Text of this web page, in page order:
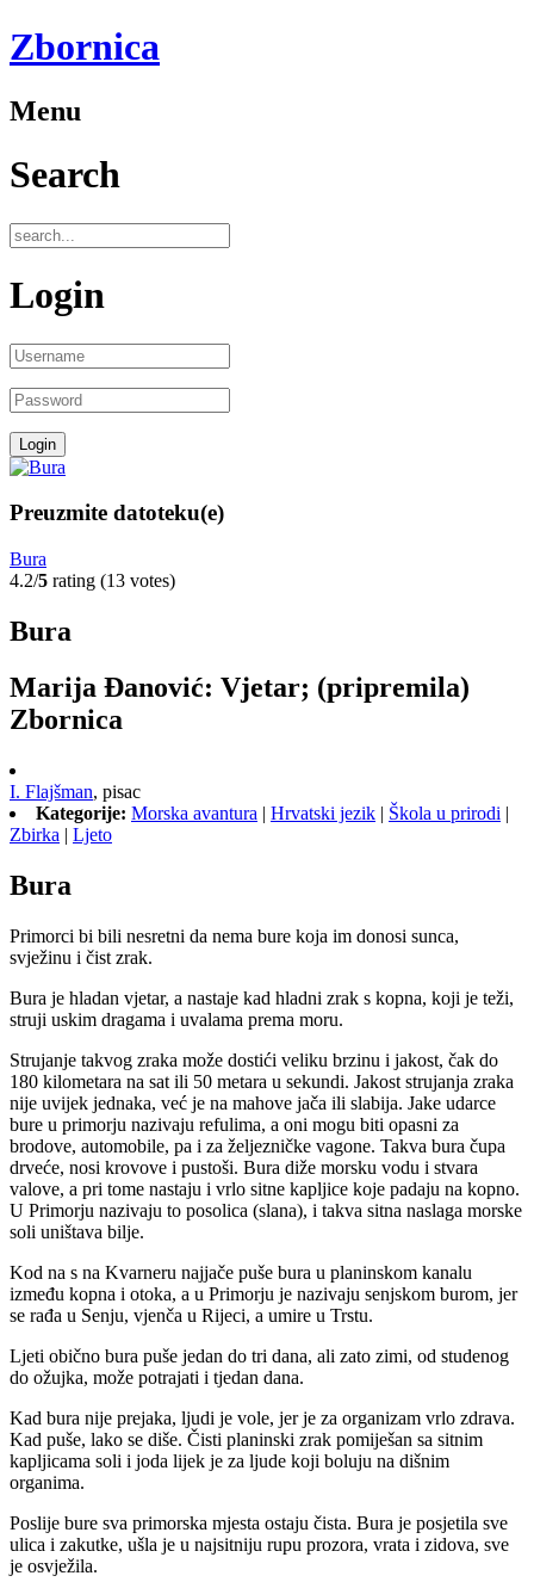
Zbornica
Menu
Search
Login
Preuzmite datoteku(e)
Bura
4.2/5 rating (13 votes)
Bura
Marija Đanović: Vjetar; (pripremila)
Zbornica
I. Flajšman, pisac
Kategorije: Morska avantura | Hrvatski jezik | Škola u prirodi |
Zbirka | Ljeto
Bura
Primorci bi bili nesretni da nema bure koja im donosi sunca,
svježinu i čist zrak.
Bura je hladan vjetar, a nastaje kad hladni zrak s kopna, koji je teži,
struji uskim dragama i uvalama prema moru.
Strujanje takvog zraka može dostići veliku brzinu i jakost, čak do
180 kilometara na sat ili 50 metara u sekundi. Jakost strujanja zraka
nije uvijek jednaka, već je na mahove jača ili slabija. Jake udarce
bure u primorju nazivaju refulima, a oni mogu biti opasni za
brodove, automobile, pa i za željezničke vagone. Takva bura čupa
drveće, nosi krovove i pustoši. Bura diže morsku vodu i stvara
valove, a pri tome nastaju i vrlo sitne kapljice koje padaju na kopno.
U Primorju nazivaju to posolica (slana), i takva sitna naslaga morske
soli uništava bilje.
Kod na s na Kvarneru najjače puše bura u planinskom kanalu
između kopna i otoka, a u Primorju je nazivaju senjskom burom, jer
se rađa u Senju, vjenča u Rijeci, a umire u Trstu.
Ljeti obično bura puše jedan do tri dana, ali zato zimi, od studenog
do ožujka, može potrajati i tjedan dana.
Kad bura nije prejaka, ljudi je vole, jer je za organizam vrlo zdrava.
Kad puše, lako se diše. Čisti planinski zrak pomiješan sa sitnim
kapljicama soli i joda lijek je za ljude koji boluju na dišnim
organima.
Poslije bure sva primorska mjesta ostaju čista. Bura je posjetila sve
ulica i zakutke, ušla je u najsitniju rupu prozora, vrata i zidova, sve
je osvježila.